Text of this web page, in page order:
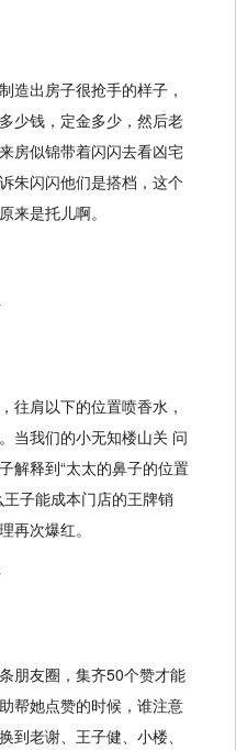
造出房子很抢手的样子，
少钱，定金多少，然后老
房似锦带着闪闪去看凶宅
朱闪闪他们是搭档，这个
来是托儿啊。
往肩以下的位置喷香水，
当我们的小无知楼山关 问
解释到“太太的鼻子的位置
子能成本门店的王牌销
再次爆红。
朋友圈，集齐50个赞才能
帮她点赞的时候，谁注意
到老谢、王子健、小楼、